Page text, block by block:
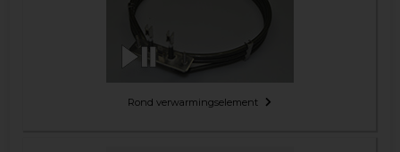
Rond verwarmingselement